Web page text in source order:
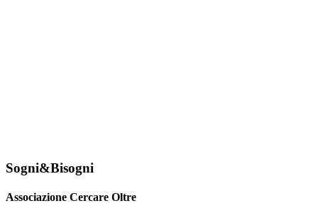
Sogni&Bisogni
Associazione Cercare Oltre